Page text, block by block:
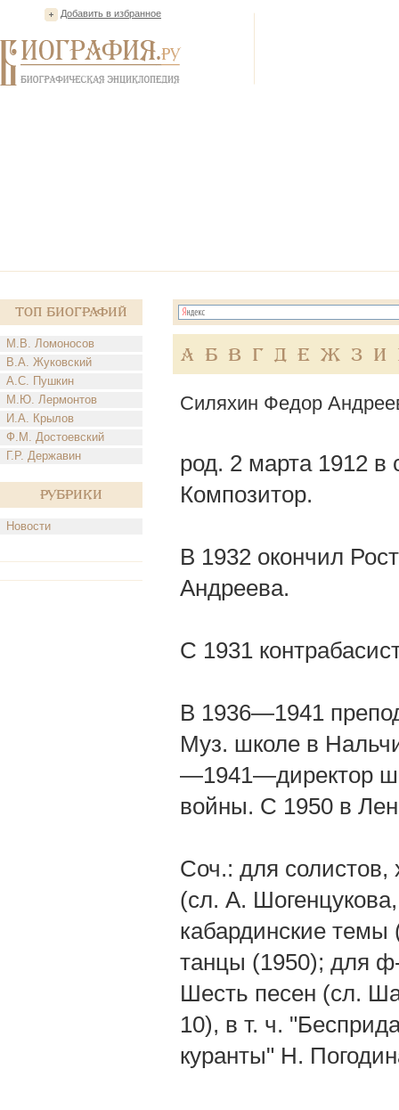
Добавить в избранное
Топ Биографий
М.В. Ломоносов
В.А. Жуковский
А.С. Пушкин
М.Ю. Лермонтов
И.А. Крылов
Ф.М. Достоевский
Г.Р. Державин
Рубрики
Новости
А Б В Г Д Е Ж З И
Силяхин Федор
род. 2 марта 1912 в
Композитор.
В 1932 окончил
Андреева.
С 1931
В 1936—1941
Муз. школе в
—1941—директор
войны. С 1950 в
Соч.: для
(сл. А.
кабардинские темы
танцы (1950); для
Шесть песен (сл.
10), в т. ч.
куранты" Н.